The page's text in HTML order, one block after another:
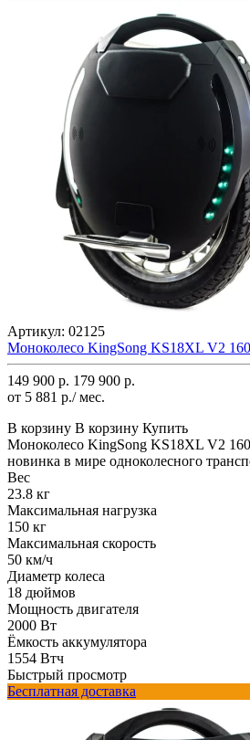
Артикул: 02125
Моноколесо KingSong KS18XL V2
149 900 р. 179 900 р.
от 5 881 р./ мес.
В корзину В корзину Купить
Моноколесо KingSong KS18XL V2
новинка в мире одноколесного
Вес
23.8 кг
Максимальная нагрузка
150 кг
Максимальная скорость
50 км/ч
Диаметр колеса
18 дюймов
Мощность двигателя
2000 Вт
Ёмкость аккумулятора
1554 Втч
Быстрый просмотр
Бесплатная доставка